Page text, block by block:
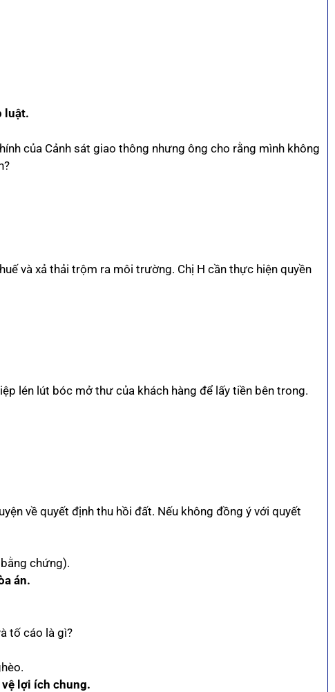
luật.
của Cảnh sát giao thông nhưng ông cho rằng mình không
và xả thải trộm ra môi trường. Chị H cần thực hiện quyền
lén lút bóc mở thư của khách hàng để lấy tiền bên trong.
về quyết định thu hồi đất. Nếu không đồng ý với quyết
chứng).
án.
tố cáo là gì?
lợi ích chung.